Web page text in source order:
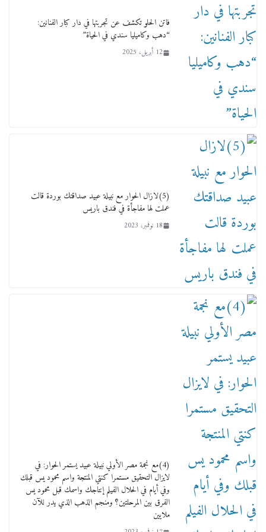
القويري ملك الدعاية لأشهر بسكويت في مصر
17 يناير، 2026
فاتن الحلو تكشف عن تجربتها في دار كبار الفنانين:
“دهب وكاميليا سندي في الحياة”
12 أبريل، 2025
(5)لازال الحوار مع نبيلة عبيد صداقتك بوردة قالت
عملت لها مفاجأة في فندق باريس
18 نوفمبر، 2023
(4)مع نجمة مصر الأولي نبيلة عبيد يستمر الحوار: في
لايزال التحقيق مستمرا كنتي المنتجة واسم محمود يس قبلك
وفي أيام في الحلال الفيلم إنتاجك واسمك قبل محمود يس
الفرق بين المرحلتين؟ ومنجم الذهب الذي يدر للآن
ملايين